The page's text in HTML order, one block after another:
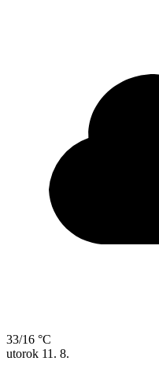
33/16 °C
utorok 11. 8.